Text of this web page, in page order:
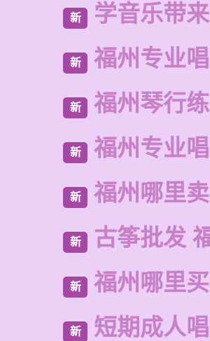
新 学音乐带
新 福州专业
新 福州琴行
新 福州专业
新 福州哪里
新 古筝批发
新 福州哪里
新 短期成人